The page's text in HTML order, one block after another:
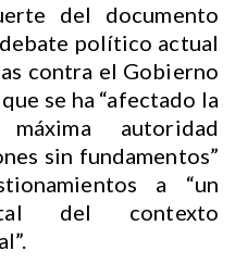
del documento
político actual
contra el Gobierno
se ha “afectado la
autoridad
sin fundamentos”
a “un
del contexto